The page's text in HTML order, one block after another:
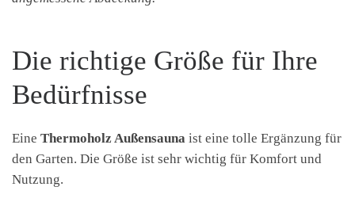
Die richtige Größe für Ihre
Bedürfnisse
Eine Thermoholz Außensauna ist eine tolle Ergänzung für
den Garten. Die Größe ist sehr wichtig für Komfort und
Nutzung.